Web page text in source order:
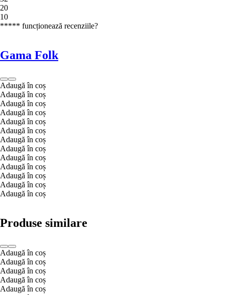
20
10
***** funcționează recenziile?
Gama Folk
Adaugă în coș
Adaugă în coș
Adaugă în coș
Adaugă în coș
Adaugă în coș
Adaugă în coș
Adaugă în coș
Adaugă în coș
Adaugă în coș
Adaugă în coș
Adaugă în coș
Adaugă în coș
Adaugă în coș
Produse similare
Adaugă în coș
Adaugă în coș
Adaugă în coș
Adaugă în coș
Adaugă în coș